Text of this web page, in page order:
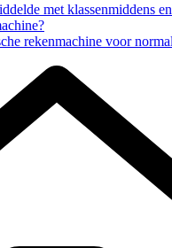
met klassenmiddens
rekenmachine voor